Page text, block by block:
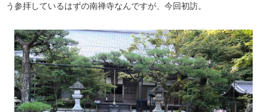
う参拝しているはずの南禅寺なんですが、今回初訪。